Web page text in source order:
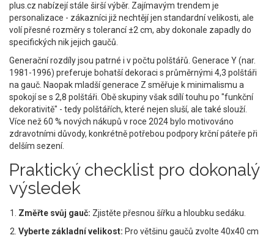
plus.cz nabízejí stále širší výběr. Zajímavým trendem je
personalizace - zákazníci již nechtějí jen standardní velikosti, ale
volí přesné rozměry s tolerancí ±2 cm, aby dokonale zapadly do
specifických nik jejich gaučů.
Generační rozdíly jsou patrné i v počtu polštářů. Generace Y (nar.
1981-1996) preferuje bohatší dekoraci s průměrnými 4,3 polštáři
na gauč. Naopak mladší generace Z směřuje k minimalismu a
spokojí se s 2,8 polštáři. Obě skupiny však sdílí touhu po "funkční
dekorativitě" - tedy polštářích, které nejen sluší, ale také slouží.
Více než 60 % nových nákupů v roce 2024 bylo motivováno
zdravotními důvody, konkrétně potřebou podpory krční páteře při
delším sezení.
Praktický checklist pro dokonalý
výsledek
Změřte svůj gauč: Zjistěte přesnou šířku a hloubku sedáku.
Vyberte základní velikost: Pro většinu gaučů zvolte 40x40 cm